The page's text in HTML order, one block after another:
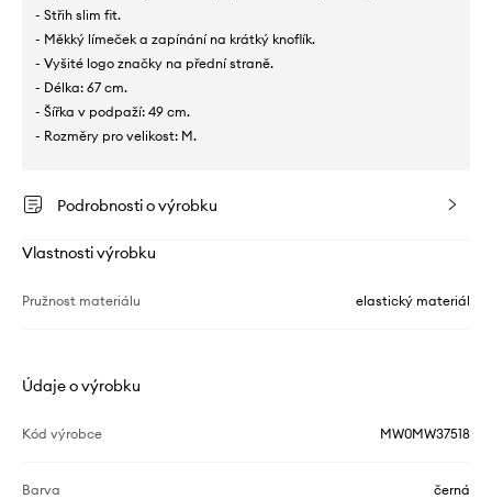
- Střih slim fit.
- Měkký límeček a zapínání na krátký knoflík.
- Vyšité logo značky na přední straně.
- Délka: 67 cm.
- Šířka v podpaží: 49 cm.
- Rozměry pro velikost: M.
Podrobnosti o výrobku
Vlastnosti výrobku
Pružnost materiálu elastický materiál
Údaje o výrobku
Kód výrobce MW0MW37518
Barva černá